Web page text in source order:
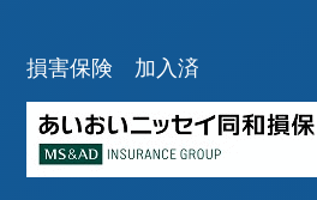
損害保険 加入済